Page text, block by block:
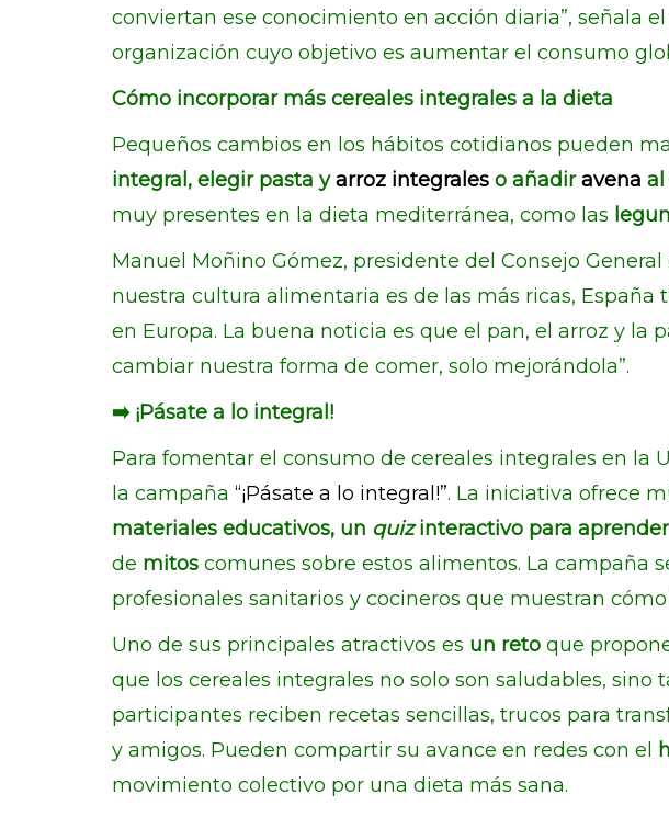
conviertan ese conocimiento en acción diaria”, señala
organización cuyo objetivo es aumentar el consumo
Cómo incorporar más cereales integrales a la dieta
Pequeños cambios en los hábitos cotidianos pueden
integral, elegir pasta yarroz integrales o añadiravena al
muy presentes en la dieta mediterránea, como las
Manuel Moñino Gómez, presidente del Consejo
nuestra cultura alimentaria es de las más ricas,
en Europa. La buena noticia es que el pan, el arroz y
cambiar nuestra forma de comer, solo mejorándola”.
➡️​ ¡Pásate a lo integral!
Para fomentar el consumo de cereales integrales en la
la campaña “¡Pásate a lo integral!”. La iniciativa ofrece
materiales educativos, un quizinteractivo para
de mitos comunes sobre estos alimentos. La campaña
profesionales sanitarios y cocineros que muestran
Uno de sus principales atractivos es un reto que
que los cereales integrales no solo son saludables,
participantes reciben recetas sencillas, trucos para
y amigos. Pueden compartir su avance en redes con el
movimiento colectivo por una dieta más sana.